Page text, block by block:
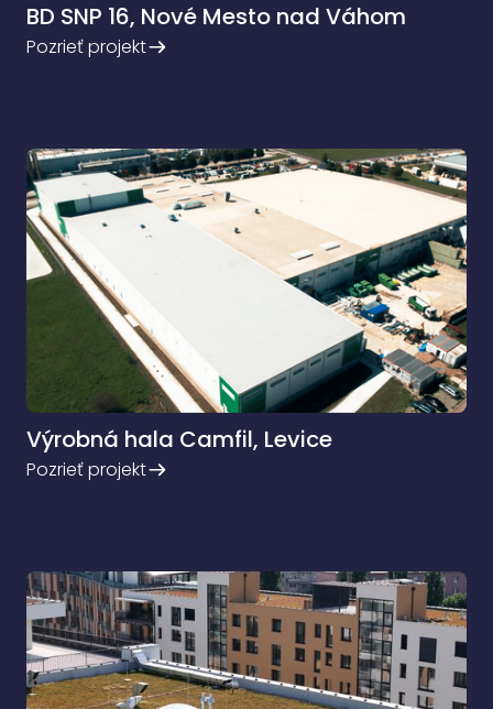
BD SNP 16, Nové Mesto nad Váhom
Pozrieť projekt
Výrobná hala Camfil, Levice
Pozrieť projekt